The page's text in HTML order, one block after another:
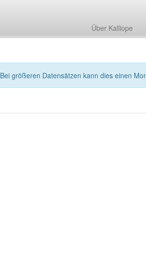
Über Kalliope
Bei größeren Datensätzen kann dies einen